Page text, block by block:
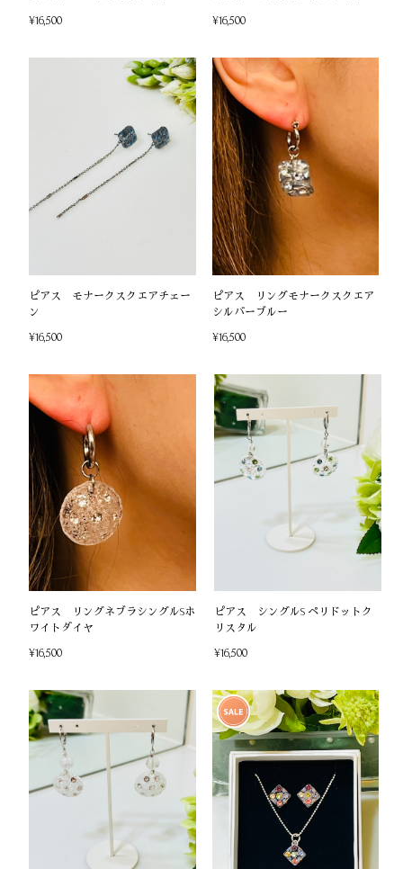
¥16,500 ¥16,500
ピアス モナークスクエアチェー
ン
¥16,500
ピアス リングモナークスクエア
シルバーブルー
¥16,500
ピアス リングネブラシングルSホ
ワイトダイヤ
¥16,500
ピアス シングルS ペリドットク
リスタル
¥16,500